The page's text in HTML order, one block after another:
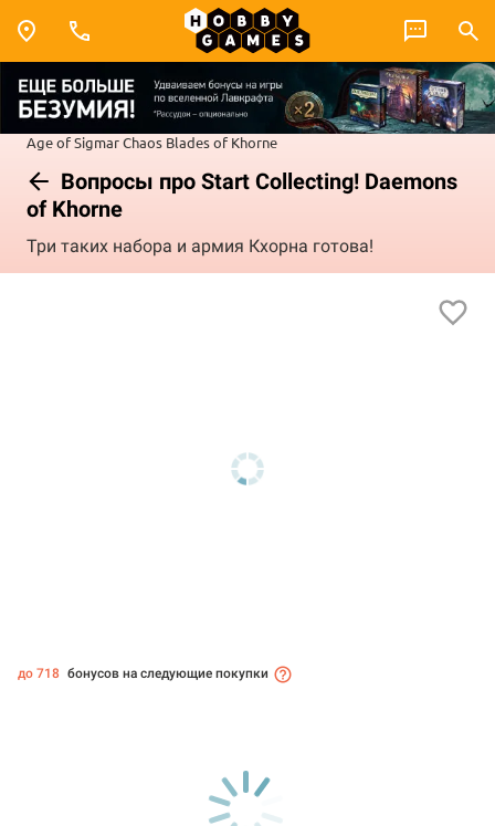
Age of SigmarChaos Blades of Khorne
Вопросы про Start Collecting! Daemons
of Khorne
Три таких набора и армия Кхорна готова!
до 718 бонусов на следующие покупки